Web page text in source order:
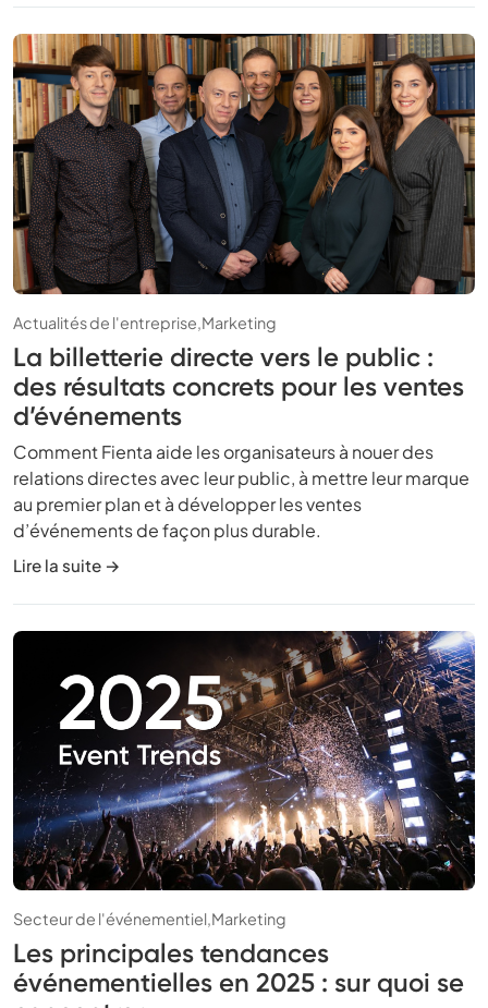
Actualités de l'entreprise,Marketing
La billetterie directe vers le public :
des résultats concrets pour les ventes
d’événements
Comment Fienta aide les organisateurs à nouer des
relations directes avec leur public, à mettre leur marque
au premier plan et à développer les ventes
d’événements de façon plus durable.
Lire la suite →
Secteur de l'événementiel,Marketing
Les principales tendances
événementielles en 2025 : sur quoi se